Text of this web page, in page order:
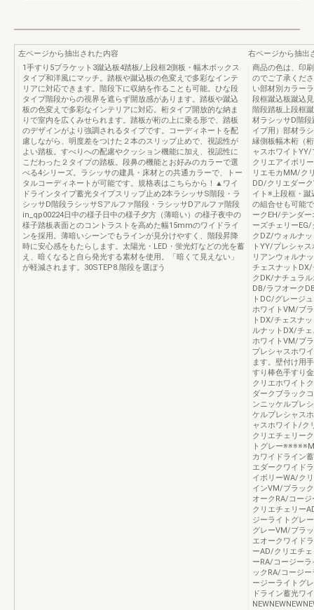
左ページから抽出された内容
1手すり5ブラケット3蹴込板4踏板/上段框2側板・幅木ボックス
タイプ和洋風にマッチ。踏板や蹴込板の色変えで多彩なインテ
リアに対応できます。階段下に収納を作ることも可能。ひな段
タイプ階段からの視界を遮らず開放感があります。踏板や蹴込
板の色変えで多彩なインテリアに対応。桁タイプ開放的な納ま
りで室内を広くみせられます。踏板が桁の上に乗る形で、踏板
のデザインがより強調されるタイプです。コーディネートを配
慮しながら、明度差をつけた２本のスリップ止めで、視認性が
よい踏板。すべりへの配慮やクッション機能に加え、視認性に
こだわった２タイプの踏板。段鼻の機能とお好みのカラーで選
べる4シリーズ。ラシッサの建具・床材との共通カラーで、トー
タルコーディネートが可能です。規格表はこちらから！▲ワイ
ドラインタイプ蓄光タイプスリップ止め2本ラシッサS階段・ラ
シッサD階段ラシッサSアルファ階段・ラシッサDアルファ階段
in_qp00224日中の様子日中の様子夕方（薄暗い）の様子夜中の
様子踏板表面とのコントラストを高めた幅15mmのワイドライ
ンを採用。薄暗いシーンでもラインが見分けやすく、階段昇降
時に安心感をもたらします。太陽光・LED・蛍光灯などの光を蓄
え、暗くなると自ら発光する素材を使用。「暗くて見えない」
が軽減されます。30STEP8.階段を選ぼう
右ページから抽出
商品の色は、印
のでご了承くだ
い部材別カラー
段框蹴込板蹴込
階段踏板上段框
材ラシッサD階
イプ用）部材ラ
縁側板幅木桁（
ャスホワイト
クリエアイボリ
リエモカMM/ク
DD/クリエダー
イト※上段框・蹴
の組合せも可能
ークEH/テンダ
ーズチェリー
クDZ/ウォルナ
トYY/プレシャ
リアンウォルナ
チェスナット
クDK/ナチュラ
DB/ラフオーク
トDC/グレージ
ホワイトVM/ブ
トDX/チェスナ
ルナットDX/チ
ホワイトVM/ブ
プレシャスホワ
ます。壁付け用
すり棒色手すり
クリエホワイト
ダークブラック
ンニッケルプレ
ケルプレシャス
ャスホワイト/ク
クリエチェリー
トグレー
カワイドライン
エダークワイド
イボリーWA/ク
インVM/ブラッ
オークRA/コー
クリエチェリー
ジーライトグレ
グレーVM/ブラ
エオークワイド
ーAD/クリエチ
ーRA/コージー
ックRA/コージ
ージーライトグ
ドライン蓄光ワ